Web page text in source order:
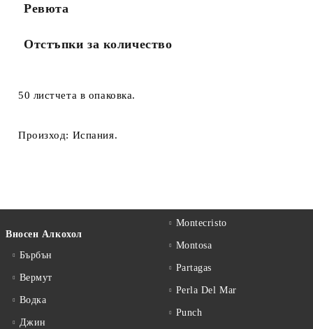
Ревюта
Отстъпки за количество
50 листчета в опаковка.
Произход: Испания.
Вносен Алкохол
Бърбън
Вермут
Водка
Джин
Montecristo
Montosa
Partagas
Perla Del Mar
Punch